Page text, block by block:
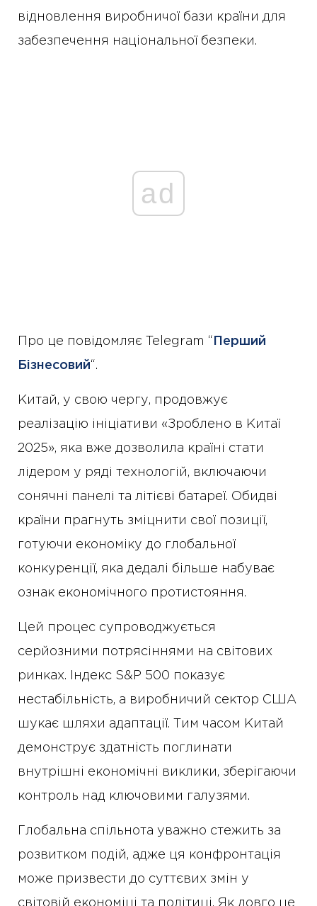
відновлення виробничої бази країни для
забезпечення національної безпеки.
ad
Про це повідомляє Telegram “ Перший
Бізнесовий“.
Китай, у свою чергу, продовжує
реалізацію ініціативи «Зроблено в Китаї
2025», яка вже дозволила країні стати
лідером у ряді технологій, включаючи
сонячні панелі та літієві батареї. Обидві
країни прагнуть зміцнити свої позиції,
готуючи економіку до глобальної
конкуренції, яка дедалі більше набуває
ознак економічного протистояння.
Цей процес супроводжується
серйозними потрясіннями на світових
ринках. Індекс S&P 500 показує
нестабільність, а виробничий сектор США
шукає шляхи адаптації. Тим часом Китай
демонструє здатність поглинати
внутрішні економічні виклики, зберігаючи
контроль над ключовими галузями.
Глобальна спільнота уважно стежить за
розвитком подій, адже ця конфронтація
може призвести до суттєвих змін у
світовій економіці та політиці. Як довго це